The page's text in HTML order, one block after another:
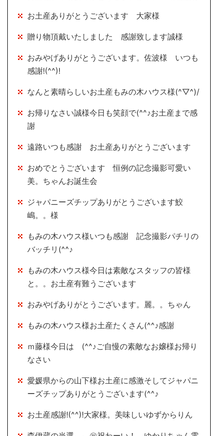
お土産ありがとうございます 大家様
贈り物頂戴いたしました 感謝致します誠様
おみやげありがとうございます。佐波様 いつも
感謝!(^^)!
なんと素晴らしいお土産もみの木ハウス様(^▽^)/
お帰りなさい誠様今日も笑顔で(^^♪お土産まで感
謝
遠路いつも感謝 お土産ありがとうございます
おめでとうございます 恒例の記念撮影可愛い
美。ちゃんお誕生会
ジャパニーズチップありがとうございます鮫
嶋。。様
もみの木ハウス様いつも感謝 記念撮影パチリの
バッチリ(^^♪
もみの木ハウス様今日は素敵なスタッフの皆様
と。。お土産有難うございます
おみやげありがとうございます。麗。。ちゃん
もみの木ハウス様お土産たくさん(^^♪感謝
ｍ藤様今日は (^^♪ご自慢の素敵なお嬢様お帰り
なさい
愛媛県からの山下様お土産に感激そしてジャパニ
ーズチップありがとうございます(^^♪
お土産感謝!(^^)!大家様。美味しいゆずからりん